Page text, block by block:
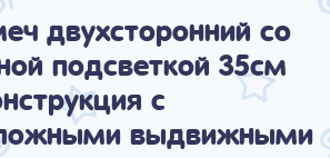
двухсторонний со
подсветкой 35см
с
выдвижными